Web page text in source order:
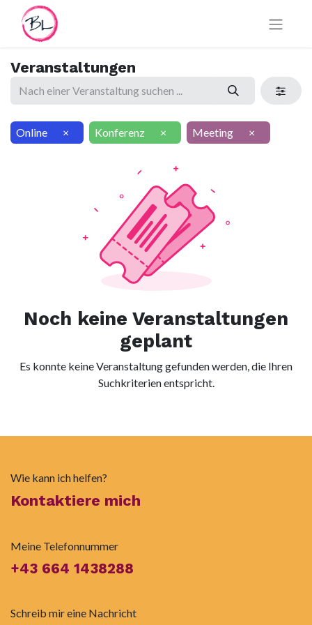
Veranstaltungen
Online × Konferenz × Meeting ×
Noch keine Veranstaltungen
geplant
Es konnte keine Veranstaltung gefunden werden, die Ihren
Suchkriterien entspricht.
Wie kann ich helfen?
Kontaktiere mich
Meine Telefonnummer
+43 664 1438288
Schreib mir eine Nachricht